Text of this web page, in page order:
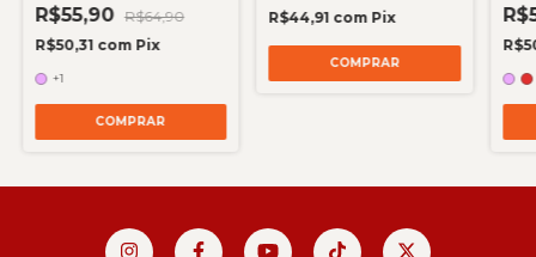
R$55,90 R$64,90
R$50,31 com Pix
+1
COMPRAR
R$44,91 com Pix